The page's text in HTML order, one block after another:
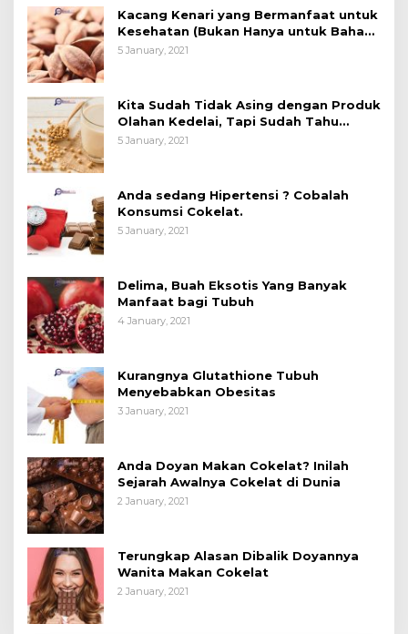
Kacang Kenari yang Bermanfaat untuk
Kesehatan (Bukan Hanya untuk Bahan
Kue)
5 January, 2021
Kita Sudah Tidak Asing dengan Produk
Olahan Kedelai, Tapi Sudah Tahu
Manfaatnya untuk Kesehatan?
5 January, 2021
Anda sedang Hipertensi ? Cobalah
Konsumsi Cokelat.
5 January, 2021
Delima, Buah Eksotis Yang Banyak
Manfaat bagi Tubuh
4 January, 2021
Kurangnya Glutathione Tubuh
Menyebabkan Obesitas
3 January, 2021
Anda Doyan Makan Cokelat? Inilah
Sejarah Awalnya Cokelat di Dunia
2 January, 2021
Terungkap Alasan Dibalik Doyannya
Wanita Makan Cokelat
2 January, 2021